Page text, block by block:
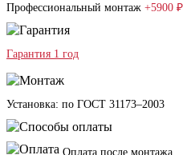
Профессиональный монтаж +5900 ₽
Гарантия 1 год
Установка: по ГОСТ 31173–2003
Оплата после монтажа